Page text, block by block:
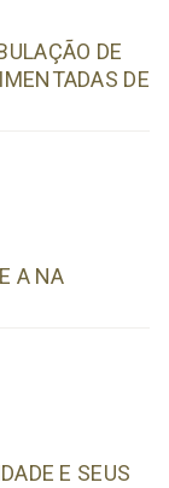
DE
DE
A NA
E SEUS